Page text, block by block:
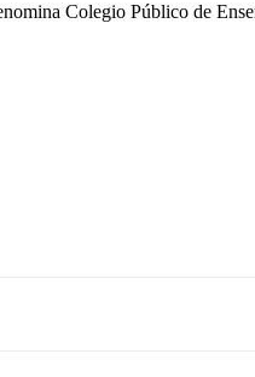
Colegio Público de